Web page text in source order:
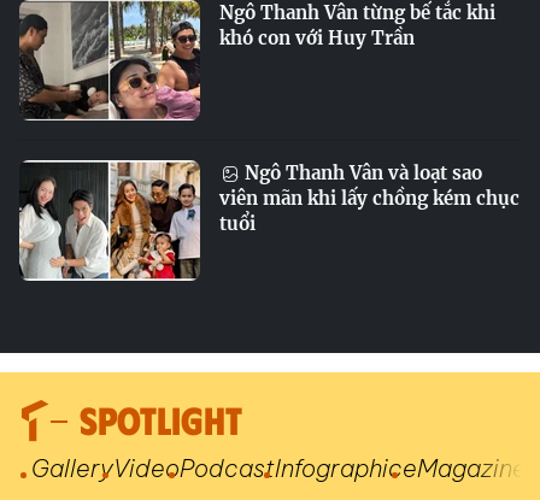
Ngô Thanh Vân từng bế tắc khi
khó con với Huy Trần
Ngô Thanh Vân và loạt sao
viên mãn khi lấy chồng kém chục
tuổi
SPOTLIGHT
GalleryVideoPodcastInfographiceMagazine